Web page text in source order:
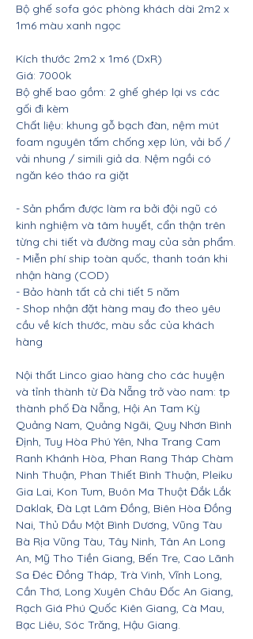
Bộ ghế sofa góc phòng khách dài 2m2 x
1m6 màu xanh ngọc
Kích thước 2m2 x 1m6 (DxR)
Giá: 7000k
Bộ ghế bao gồm: 2 ghế ghép lại vs các
gối đi kèm
Chất liệu: khung gỗ bạch đàn, nệm mút
foam nguyên tấm chống xẹp lún, vải bố /
vải nhung / simili giả da. Nệm ngồi có
ngăn kéo tháo ra giặt
- Sản phẩm được làm ra bởi đội ngũ có
kinh nghiệm và tâm huyết, cẩn thận trên
từng chi tiết và đường may của sản phẩm.
- Miễn phí ship toàn quốc, thanh toán khi
nhận hàng (COD)
- Bảo hành tất cả chi tiết 5 năm
- Shop nhận đặt hàng may đo theo yêu
cầu về kích thước, màu sắc của khách
hàng
Nội thất Linco giao hàng cho các huyện
và tỉnh thành từ Đà Nẵng trở vào nam: tp
thành phố Đà Nẵng, Hội An Tam Kỳ
Quảng Nam, Quảng Ngãi, Quy Nhơn Bình
Định, Tuy Hòa Phú Yên, Nha Trang Cam
Ranh Khánh Hòa, Phan Rang Tháp Chàm
Ninh Thuận, Phan Thiết Bình Thuận, Pleiku
Gia Lai, Kon Tum, Buôn Ma Thuột Đắk Lắk
Daklak, Đà Lạt Lâm Đồng, Biên Hòa Đồng
Nai, Thủ Dầu Một Bình Dương, Vũng Tàu
Bà Rịa Vũng Tàu, Tây Ninh, Tân An Long
An, Mỹ Tho Tiền Giang, Bến Tre, Cao Lãnh
Sa Đéc Đồng Tháp, Trà Vinh, Vĩnh Long,
Cần Thơ, Long Xuyên Châu Đốc An Giang,
Rạch Giá Phú Quốc Kiên Giang, Cà Mau,
Bạc Liêu, Sóc Trăng, Hậu Giang.